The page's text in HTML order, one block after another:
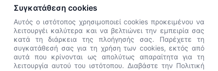
👋 Καλώς ήρθες! Είμαι η Νόησις.
Πες μου πώς μπορώ να σε βοηθήσω
Συγκατάθεση cookies
Αυτός ο ιστότοπος χρησιμοποιεί cookies προκειμένου να
λειτουργέι καλύτερα και να βελτιώνει την εμπειρία σας
κατά τη διάρκεια της πλοήγησής σας. Παρέχετε τη
συγκατάθεσή σας για τη χρήση των cookies, εκτός από
αυτά που κρίνονται ως απολύτως απαραίτητα για τη
λειτουργία αυτού του ιστότοπου. Διαβάστε την Πολιτική